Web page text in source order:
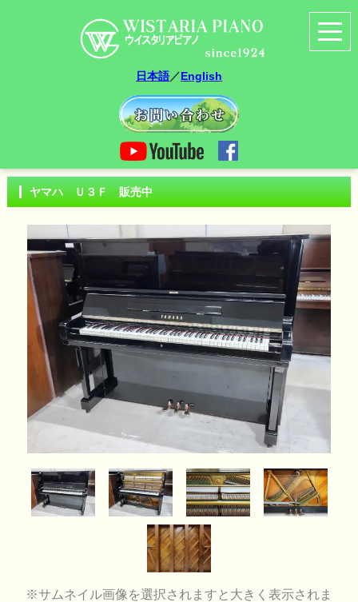
日本語／English
ヤマハ Ｕ３Ｆ 販売中
※サムネイル画像を選択されますと大きく表示されま